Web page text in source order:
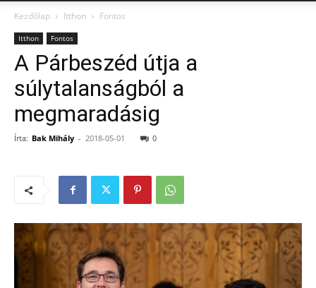
Kezdőlap Itthon Fontos
Itthon Fontos
A Párbeszéd útja a
súlytalanságból a
megmaradásig
Írta: Bak Mihály - 2018-05-01 0